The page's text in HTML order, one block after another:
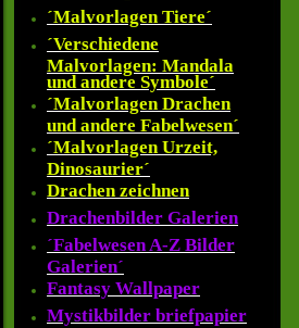
´Malvorlagen Tiere´
´Verschiedene
Malvorlagen: Mandala
und andere Symbole´
´Malvorlagen Drachen
und andere Fabelwesen´
´Malvorlagen Urzeit,
Dinosaurier´
Drachen zeichnen
Drachenbilder Galerien
´Fabelwesen A-Z Bilder
Galerien´
Fantasy Wallpaper
Mystikbilder briefpapier